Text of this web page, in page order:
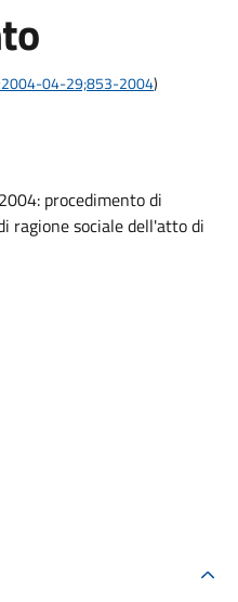
04-29;853-2004)
procedimento di
ragione sociale dell'atto di